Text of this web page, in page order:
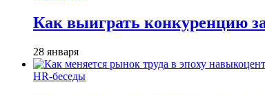
Как выиграть конкуренцию
28 января
HR-беседы